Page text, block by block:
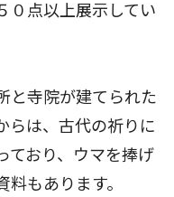
０点以上展示してい
と寺院が建てられた
らは、古代の祈りに
ており、ウマを捧げ
もあります。